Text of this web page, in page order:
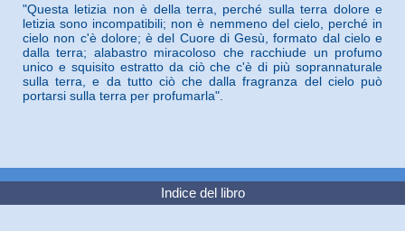
"Questa letizia non è della terra, perché sulla terra dolore e
letizia sono incompatibili; non è nemmeno del cielo, perché in
cielo non c'è dolore; è del Cuore di Gesù, formato dal cielo e
dalla terra; alabastro miracoloso che racchiude un profumo
unico e squisito estratto da ciò che c'è di più soprannaturale
sulla terra, e da tutto ciò che dalla fragranza del cielo può
portarsi sulla terra per profumarla".
Indice del libro